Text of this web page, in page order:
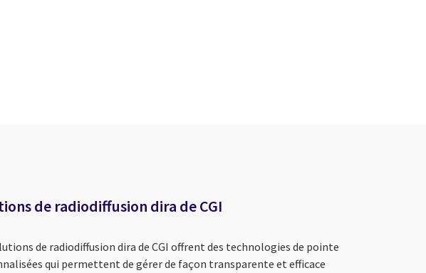
de radiodiffusion dira de CGI
de radiodiffusion dira de CGI offrent des technologies de pointe
qui permettent de gérer de façon transparente et efficace